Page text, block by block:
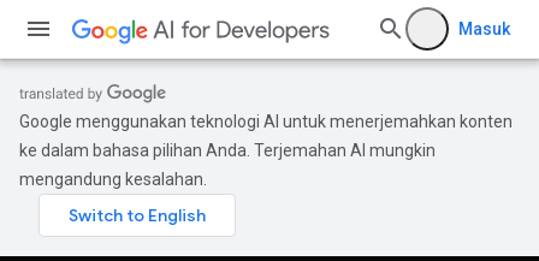
Masuk
Google menggunakan teknologi AI untuk menerjemahkan konten
ke dalam bahasa pilihan Anda. Terjemahan AI mungkin
mengandung kesalahan.